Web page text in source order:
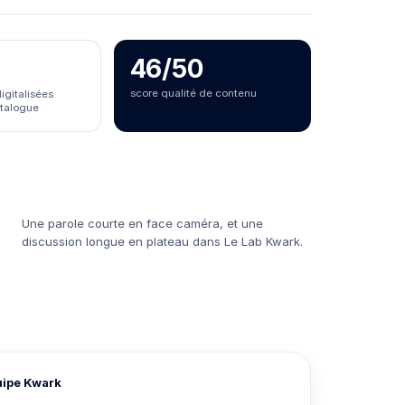
46/50
score qualité de contenu
Une parole courte en face caméra, et une
discussion longue en plateau dans Le Lab Kwark.
Kwark